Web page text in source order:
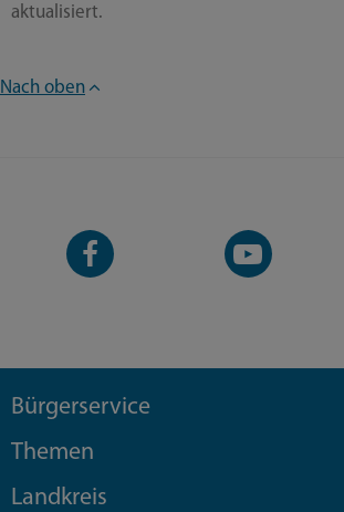
aktualisiert.
Nach oben
Facebook-
Seite
YouTube-
Kanal
Bürgerservice
Themen
Landkreis